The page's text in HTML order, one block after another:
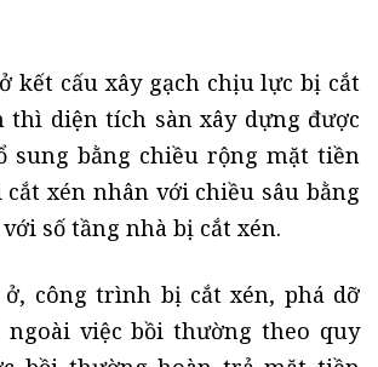
kết cấu xây gạch chịu lực bị cắt
thì diện tích sàn xây dựng được
sung bằng chiều rộng mặt tiền
xén nhân với chiều sâu bằng
số tầng nhà bị cắt xén.
công trình bị cắt xén, phá dỡ
việc bồi thường theo quy